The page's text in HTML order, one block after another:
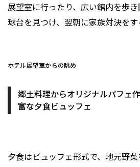
展望室に行ったり、広い館内を歩
球台を見つけ、翌朝に家族対決をす
ホテル展望室からの眺め
郷土料理からオリジナルパフェ
富な夕食ビュッフェ
夕食はビュッフェ形式で、地元野